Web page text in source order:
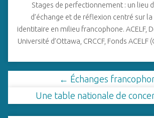
Stages de perfectionnement : un lieu
d’échange et de réflexion centré sur
identitaire en milieu francophone. ACELF,
Université d’Ottawa, CRCCF, Fonds ACELF
← Échanges
Une table nationale de